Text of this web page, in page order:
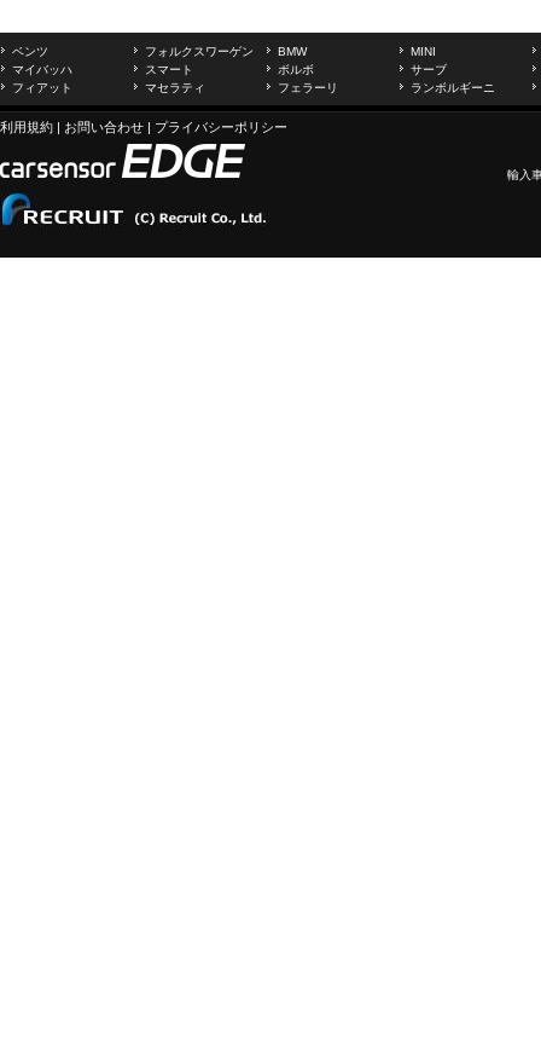
ベンツ フォルクスワーゲン BMW
MINI
マイバッハ
スマート ボルボ
サーブ
フィアット
マセラティ フェラーリ ランボルギーニ
利用規約 | お問い合わせ | プライバシーポリシー
輸入